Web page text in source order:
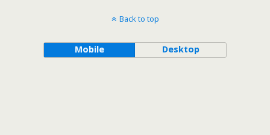
Back to top
Mobile Desktop